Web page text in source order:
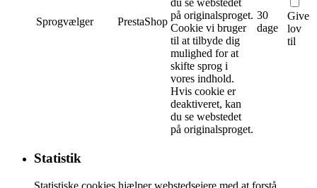
Sprogvælger PrestaShop
på originalsproget.
Cookie vi bruger
til at tilbyde dig
mulighed for at
skifte sprog i
vores indhold.
Hvis cookie er
deaktiveret, kan
du se webstedet
på originalsproget.
30
dage
Give
lov
til
Statistik
Statistiske cookies hjælper webstedsejere med at forstå,